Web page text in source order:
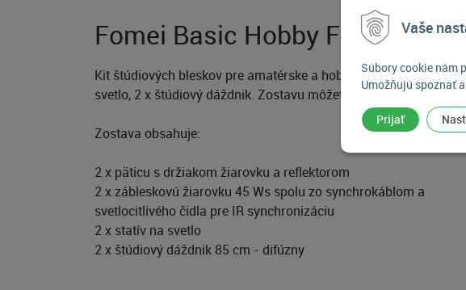
Vaše
Súbory cookie nám
Umožňujú spoznať
Prijať
Fomei Basic Hobby Flash 45/45
Kit štúdiových bleskov pre amatérske a hobby fotografovanie.
svetlo, 2 x štúdiový dáždnik. Zostavu môžete použiť hlavne prr
Zostava obsahuje:
2 x päticu s držiakom žiarovku a reflektorom
2 x zábleskovú žiarovku 45 Ws spolu zo synchrokáblom a
svetlocitlivého čidla pre IR synchronizáciu
2 x statív na svetlo
2 x štúdiový dáždnik 85 cm - difúzny